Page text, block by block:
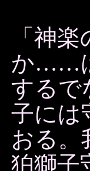
「神
か……
するで
子には
おる。
狛獅子